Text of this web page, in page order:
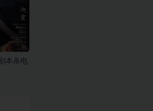
本杀电